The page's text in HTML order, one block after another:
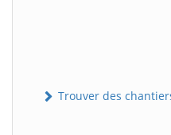
Trouver des